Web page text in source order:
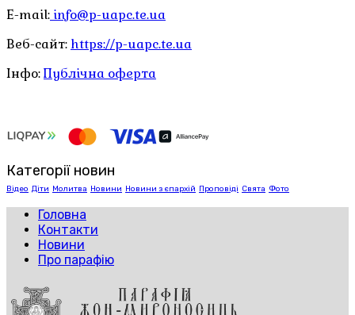
E-mail: info@p-uapc.te.ua
Веб-сайт: https://p-uapc.te.ua
Інфо:Публічна оферта
Категорії новин
Відео Діти Молитва Новини Новини з єпархій Проповіді Свята Фото
Головна
Контакти
Новини
Про парафію